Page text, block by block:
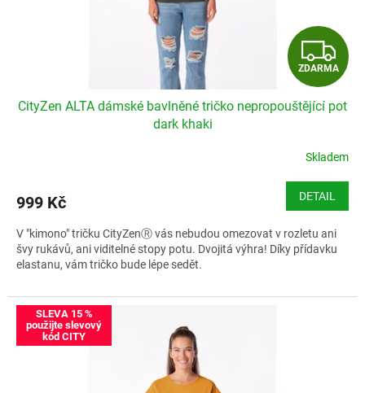
Z
D
A
R
M
A
ZDARMA
CityZen ALTA dámské bavlněné tričko nepropouštějící pot
dark khaki
Skladem
999 Kč DETAIL
V "kimono" tričku CityZenⓇ vás nebudou omezovat v rozletu ani
švy rukávů, ani viditelné stopy potu. Dvojitá výhra! Díky přídavku
elastanu, vám tričko bude lépe sedět.
Velikostní tabulka CityZen ALTA
SLEVA 15 %
použijte slevový
kód CITY